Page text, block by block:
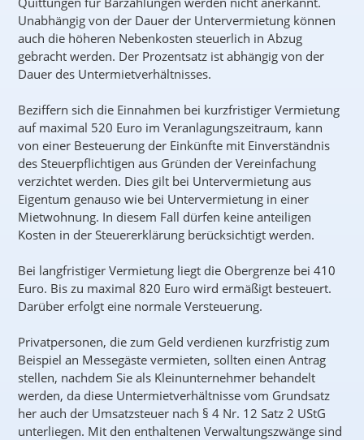
Unabhängig von der Dauer der Untervermietung können
auch die höheren Nebenkosten steuerlich in Abzug
gebracht werden. Der Prozentsatz ist abhängig von der
Dauer des Untermietverhältnisses.
Beziffern sich die Einnahmen bei kurzfristiger Vermietung
auf maximal 520 Euro im Veranlagungszeitraum, kann
von einer Besteuerung der Einkünfte mit Einverständnis
des Steuerpflichtigen aus Gründen der Vereinfachung
verzichtet werden. Dies gilt bei Untervermietung aus
Eigentum genauso wie bei Untervermietung in einer
Mietwohnung. In diesem Fall dürfen keine anteiligen
Kosten in der Steuererklärung berücksichtigt werden.
Bei langfristiger Vermietung liegt die Obergrenze bei 410
Euro. Bis zu maximal 820 Euro wird ermäßigt besteuert.
Darüber erfolgt eine normale Versteuerung.
Privatpersonen, die zum Geld verdienen kurzfristig zum
Beispiel an Messegäste vermieten, sollten einen Antrag
stellen, nachdem Sie als Kleinunternehmer behandelt
werden, da diese Untermietverhältnisse vom Grundsatz
her auch der Umsatzsteuer nach § 4 Nr. 12 Satz 2 UStG
unterliegen. Mit den enthaltenen Verwaltungszwänge sind